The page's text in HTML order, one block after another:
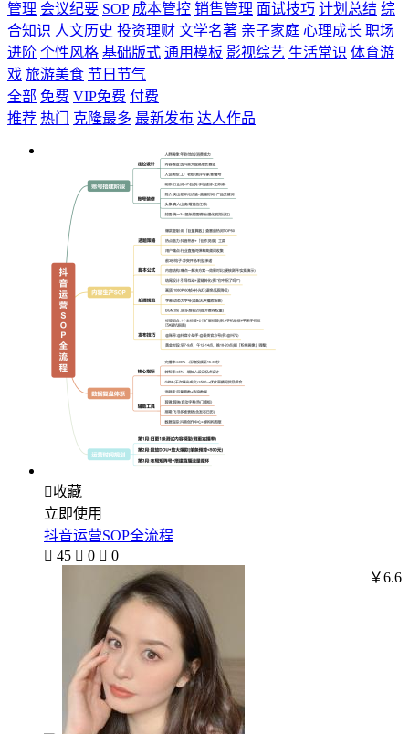
管理 会议纪要 SOP 成本管控 销售管理 面试技巧 计划总结 综
合知识 人文历史 投资理财 文学名著 亲子家庭 心理成长 职场
进阶 个性风格 基础版式 通用模板 影视综艺 生活常识 体育游
戏 旅游美食 节日节气
全部 免费 VIP免费 付费
推荐 热门 克隆最多 最新发布 达人作品
收藏
立即使用
抖音运营SOP全流程
 45  0  0
￥6.6